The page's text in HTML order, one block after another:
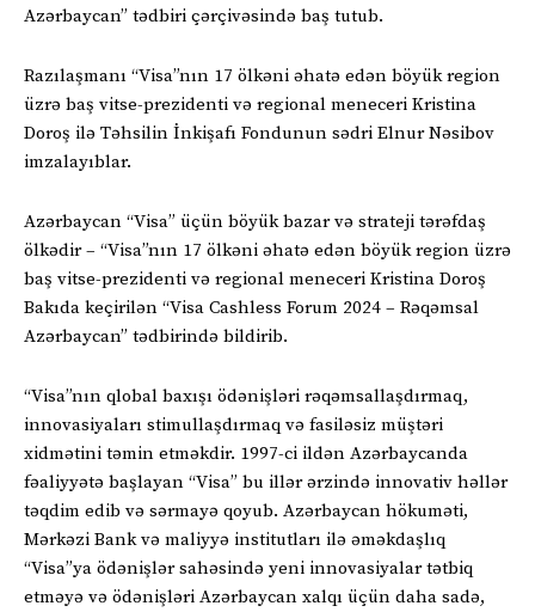
Azərbaycan” tədbiri çərçivəsində baş tutub.
Razılaşmanı “Visa”nın 17 ölkəni əhatə edən böyük region
üzrə baş vitse-prezidenti və regional meneceri Kristina
Doroş ilə Təhsilin İnkişafı Fondunun sədri Elnur Nəsibov
imzalayıblar.
Azərbaycan “Visa” üçün böyük bazar və strateji tərəfdaş
ölkədir – “Visa”nın 17 ölkəni əhatə edən böyük region üzrə
baş vitse-prezidenti və regional meneceri Kristina Doroş
Bakıda keçirilən “Visa Cashless Forum 2024 – Rəqəmsal
Azərbaycan” tədbirində bildirib.
“Visa”nın qlobal baxışı ödənişləri rəqəmsallaşdırmaq,
innovasiyaları stimullaşdırmaq və fasiləsiz müştəri
xidmətini təmin etməkdir. 1997-ci ildən Azərbaycanda
fəaliyyətə başlayan “Visa” bu illər ərzində innovativ həllər
təqdim edib və sərmayə qoyub. Azərbaycan hökuməti,
Mərkəzi Bank və maliyyə institutları ilə əməkdaşlıq
“Visa”ya ödənişlər sahəsində yeni innovasiyalar tətbiq
etməyə və ödənişləri Azərbaycan xalqı üçün daha sadə,